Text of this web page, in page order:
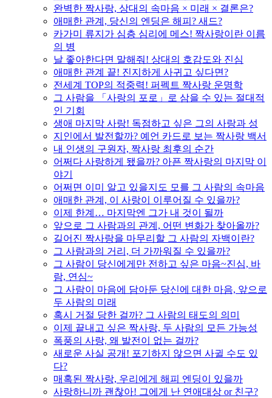
완벽한 짝사랑, 상대의 속마음 × 미래 × 결론은?
애매한 관계, 당신의 엔딩은 해피? 새드?
카가미 류지가 심층 심리에 메스! 짝사랑이란 이름
의 병
날 좋아한다면 말해줘! 상대의 호감도와 진심
애매한 관계 끝! 진지하게 사귀고 싶다면?
전세계 TOP의 적중력! 퍼펙트 짝사랑 운명학
그 사람을 「사랑의 포로」로 삼을 수 있는 절대적
인 기회
생애 마지막 사랑! 독점하고 싶은 그의 사랑과 성
지인에서 발전할까? 예언 카드로 보는 짝사랑 백서
내 인생의 구원자, 짝사랑 최후의 순간
어쩌다 사랑하게 됐을까? 아픈 짝사랑의 마지막 이
야기
어쩌면 이미 알고 있을지도 모를 그 사람의 속마음
애매한 관계, 이 사랑이 이루어질 수 있을까?
이제 한계… 마지막엔 그가 내 것이 될까
앞으로 그 사람과의 관계, 어떤 변화가 찾아올까?
길어진 짝사랑을 마무리할 그 사람의 자백이란?
그 사람과의 거리, 더 가까워질 수 있을까?
그 사람이 당신에게만 전하고 싶은 마음~진심, 바
람, 연심~
그 사람이 마음에 담아둔 당신에 대한 마음, 앞으로
두 사람의 미래
혹시 거절 당한 걸까? 그 사람의 태도의 의미
이제 끝내고 싶은 짝사랑, 두 사람의 모든 가능성
폭풍의 사랑, 왜 발전이 없는 걸까?
새로운 사실 공개! 포기하지 않으면 사귈 수도 있
다?
매혹된 짝사랑, 우리에게 해피 엔딩이 있을까
사랑하니까 괜찮아! 그에게 난 연애대상 or 친구?